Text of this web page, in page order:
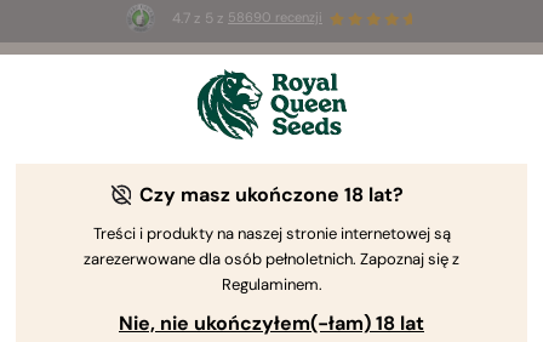
4.7 z 5 z 58690 recenzji
3 nasiona White Widow Auto
Rośliny Towarzyszące
Nasz obszerny wybór roślin towarzyszących zawiera
gatunki, które mogą odstraszyć insekty i małe
stworzenia, poprawić retencję wody i jakość gleby
oraz zapewnić cień lub dyskrecję. Rośliny
Czy masz ukończone 18 lat?
Treści i produkty na naszej stronie internetowej są
zarezerwowane dla osób pełnoletnich. Zapoznaj się z
Regulaminem.
Nie, nie ukończyłem(-łam) 18 lat